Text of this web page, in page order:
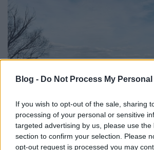
Blog - Do Not Process My
If you wish to opt-out of the sale, sharing
processing of your personal or sensitive
targeted advertising by us, please use the
section to confirm your selection. Please
opt-out request is processed you may
SZEZON ELŐTTI
(Cycling aroung Lake